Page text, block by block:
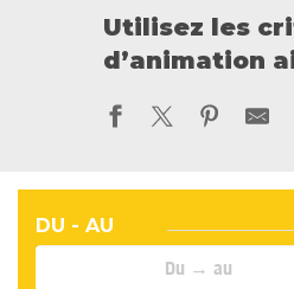
Utilisez les
d’animation
DU - AU